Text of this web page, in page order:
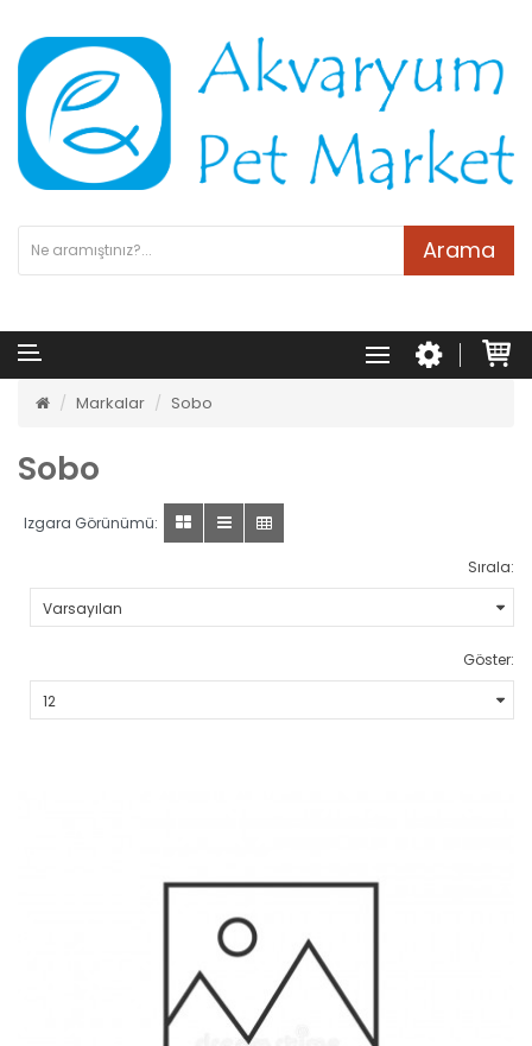
Arama
Markalar Sobo
Sobo
Izgara Görünümü:
Sırala:
Göster: